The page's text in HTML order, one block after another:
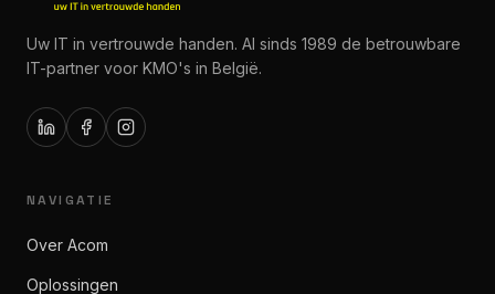
Uw IT in vertrouwde handen. Al sinds 1989 de betrouwbare
IT-partner voor KMO's in België.
NAVIGATIE
Over Acom
Oplossingen